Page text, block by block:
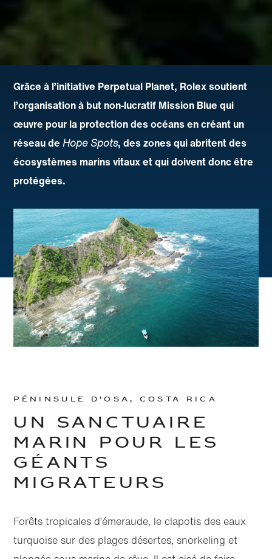
Grâce à l’initiative Perpetual Planet, Rolex soutient
l’organisation à but non‑lucratif Mission Blue qui
œuvre pour la protection des océans en créant un
réseau deHope Spots, des zones qui abritent des
écosystèmes marins vitaux et qui doivent donc être
protégées.
Péninsule d’Osa, Costa Rica
Un sanctuaire
marin pour les
géants
migrateurs
Forêts tropicales d’émeraude, le clapotis des eaux
turquoise sur des plages désertes, snorkeling et